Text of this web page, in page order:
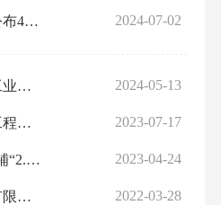
武汉市应急管理局公布4起安全生产违法行为典型案例 2024-07-02
随州广水华鑫冶金工业有限公司“1· 8” 较大窒息事故整改措施落实情况评估报告 2024-05-13
武汉楚墨装饰设计工程有限公司“5.6”一般高坠事故调查报告 2023-07-17
江樾云著S1—111商铺“2.14”一般 高坠事故调查报告 2023-04-24
武汉诚固新型建材有限公司“2.18” 一般坍塌事故调查报告 2022-03-28